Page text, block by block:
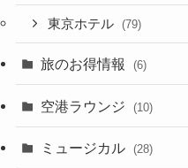
東京ホテル (79)
旅のお得情報 (6)
空港ラウンジ (10)
ミュージカル (28)